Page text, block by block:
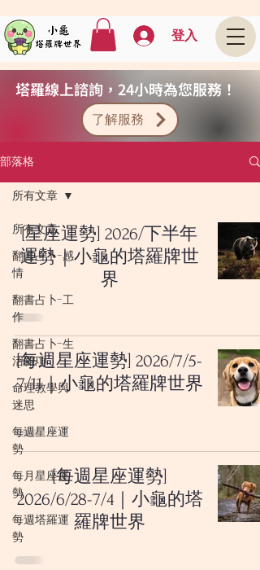
登入
塔羅線上諮詢，24小時為您服務！
了解服務
部落格
所有文章
翻書占卜-感
情
翻書占卜-工
作
翻書占卜-生
活雜項
命理教學與
迷思
每週星座運
勢
每月星座運
勢
每週塔羅運
勢
所有文章
[星座運勢] 2026/下半年
運勢｜小龜的塔羅牌世
界
[每週星座運勢] 2026/7/5-
7/11｜小龜的塔羅牌世界
[每週星座運勢]
2026/6/28-7/4｜小龜的塔
羅牌世界